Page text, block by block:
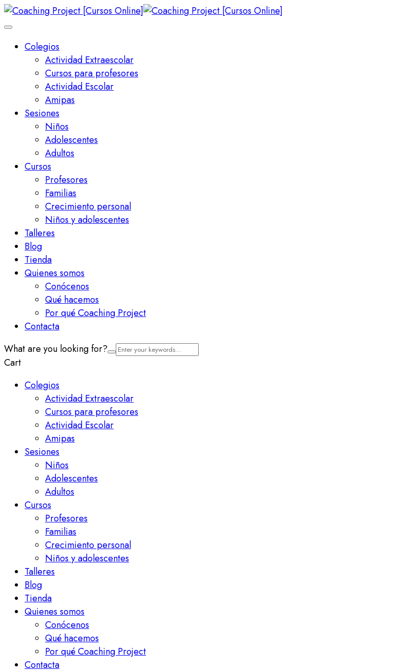
Colegios
Actividad Extraescolar
Cursos para profesores
Actividad Escolar
Amipas
Sesiones
Niños
Adolescentes
Adultos
Cursos
Profesores
Familias
Crecimiento personal
Niños y adolescentes
Talleres
Blog
Tienda
Quienes somos
Conócenos
Qué hacemos
Por qué Coaching Project
Contacta
What are you looking for?
Cart
Colegios
Actividad Extraescolar
Cursos para profesores
Actividad Escolar
Amipas
Sesiones
Niños
Adolescentes
Adultos
Cursos
Profesores
Familias
Crecimiento personal
Niños y adolescentes
Talleres
Blog
Tienda
Quienes somos
Conócenos
Qué hacemos
Por qué Coaching Project
Contacta